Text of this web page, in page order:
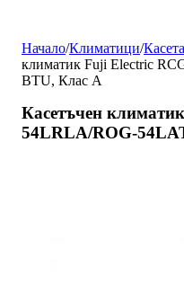
Начало/Климатици/
климатик Fuji Electric
BTU, Клас А
Касетъчен
54LRLA/ROG-